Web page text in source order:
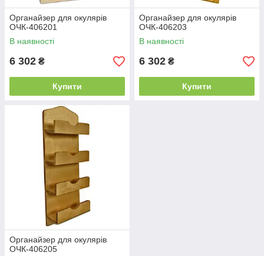
Органайзер для окулярів
ОЧК-406201
В наявності
6 302 ₴
Купити
Органайзер для окулярів
ОЧК-406203
В наявності
6 302 ₴
Купити
Органайзер для окулярів
ОЧК-406205